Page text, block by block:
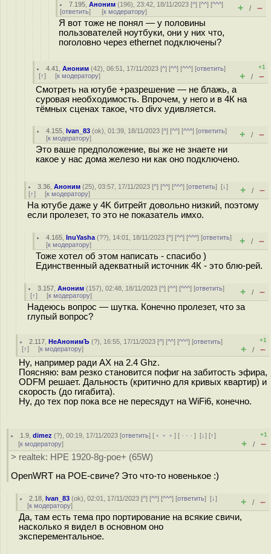
7.195 ,Аноним (196), 23:42, 18/11/2023 [^] [^^] [^^^]
[ответить] [к модератору] + / –
Я вот тоже не понял — у половины
пользователей ноутбуки, они у них что,
поголовно через ethernet подключены?
4.41 ,Аноним (42), 06:51, 17/11/2023 [^] [^^] [^^^] [ответить]
[↑] [к модератору]
+1
+ / –
Смотреть на ютубе +разрешение — не блажь, а
суровая необходимость. Впрочем, у него и в 4К на
тёмных сценах такое, что divx удивляется.
4.155 ,Ivan_83 (ok), 01:39, 18/11/2023 [^] [^^] [^^^] [ответить]
[к модератору] + / –
Это ваше предположение, вы же не знаете ни
какое у нас дома железо ни как оно подключено.
3.36 ,Аноним (25), 03:57, 17/11/2023 [^] [^^] [^^^] [ответить][↓]
[↑] [к модератору] + / –
На ютубе даже у 4K битрейт довольно низкий, поэтому
если пролезет, то это не показатель имхо.
4.165 ,InuYasha (??), 14:01, 18/11/2023 [^] [^^] [^^^] [ответить]
[к модератору] + / –
Тоже хотел об этом написать - спасибо )
Единственный адекватный источник 4К - это блю-рей.
3.157 ,Аноним (157), 02:48, 18/11/2023 [^] [^^] [^^^] [ответить]
[↑] [к модератору] + / –
Надеюсь вопрос — шутка. Конечно пролезет, что за
глупый вопрос?
2.117 ,НеАнонимЪ (?), 16:55, 17/11/2023 [^] [^^] [^^^] [ответить]
[↑] [к модератору]
+1
+ / –
Ну, например ради AX на 2.4 Ghz.
Поясняю: вам резко становится пофиг на забитость эфира,
ODFM решает. Дальность (критично для кривых квартир) и
скорость (до гигабита).
Ну, до тех пор пока все не пересядут на WiFi6, конечно.
1.9 ,dimez (?), 00:19, 17/11/2023 [ответить] [ ﹢﹢﹢] [ · · ·][↓] [↑]
[к модератору]
+1
+ / –
> realtek: HPE 1920-8g-poe+ (65W)
OpenWRT на POE-свиче? Это что-то новенькое :)
2.18 ,Ivan_83 (ok), 02:01, 17/11/2023 [^] [^^] [^^^] [ответить][↓]
[к модератору] + / –
Да, там есть тема про портирование на всякие свичи,
насколько я видел в основном оно
эксперементальное.